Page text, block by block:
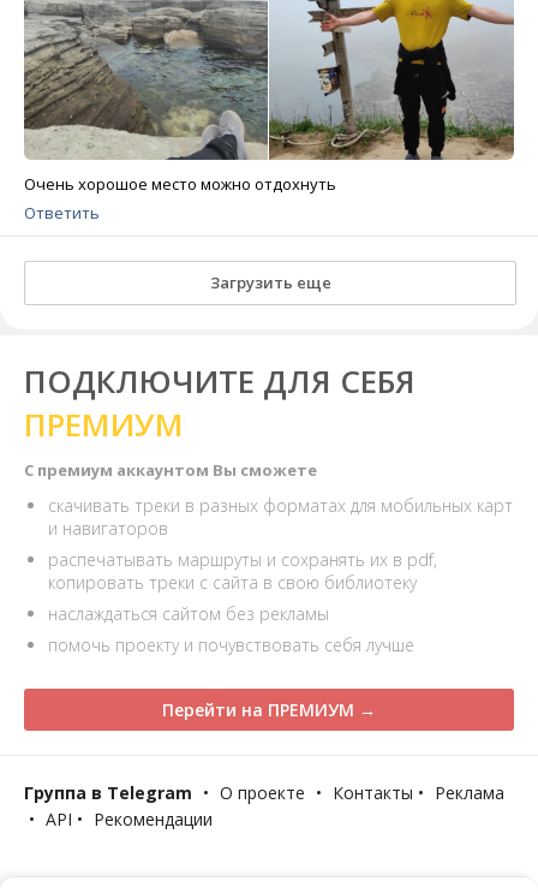
Очень хорошое место можно отдохнуть
Ответить
Загрузить еще
ПОДКЛЮЧИТЕ ДЛЯ СЕБЯ
ПРЕМИУМ
С премиум аккаунтом Вы сможете
скачивать треки в разных форматах для мобильных карт
и навигаторов
распечатывать маршруты и сохранять их в pdf,
копировать треки с сайта в свою библиотеку
наслаждаться сайтом без рекламы
помочь проекту и почувствовать себя лучше
Перейти на ПРЕМИУМ →
Группа в Telegram • О проекте • Контакты • Реклама
• API • Рекомендации